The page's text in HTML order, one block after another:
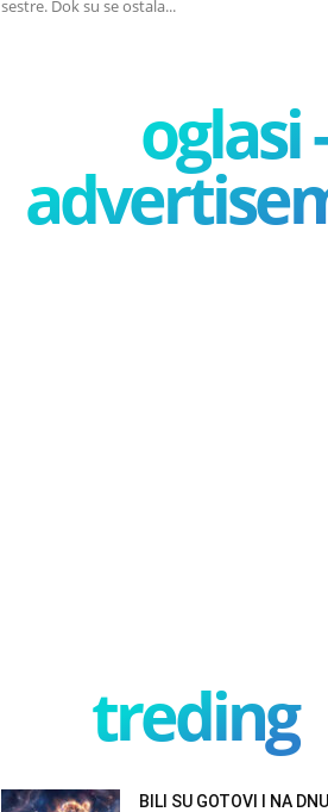
sestre. Dok su se ostala...
oglasi -
treding
BILI SU GOTOVI I NA